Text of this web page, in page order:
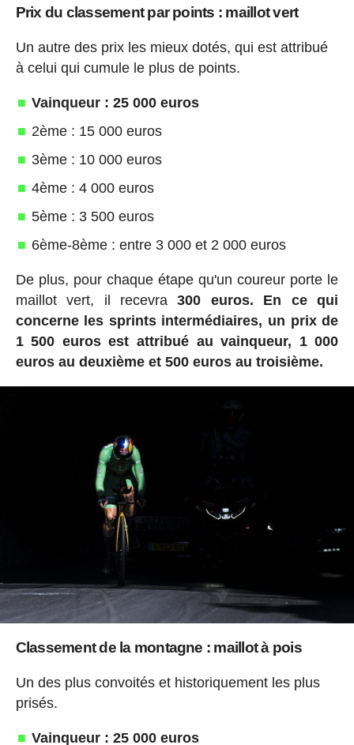
Prix du classement par points : maillot vert
Un autre des prix les mieux dotés, qui est attribué
à celui qui cumule le plus de points.
Vainqueur : 25 000 euros
2ème : 15 000 euros
3ème : 10 000 euros
4ème : 4 000 euros
5ème : 3 500 euros
6ème-8ème : entre 3 000 et 2 000 euros
De plus, pour chaque étape qu'un coureur porte le
maillot vert, il recevra300 euros.
En ce qui
concerne les sprints intermédiaires, un prix de
1 500 euros est attribué au vainqueur, 1 000
euros au deuxième et 500 euros au troisième.
Classement de la montagne : maillot à pois
Un des plus convoités et historiquement les plus
prisés.
Vainqueur : 25 000 euros